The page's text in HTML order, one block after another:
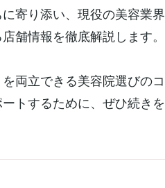
寄り添い、現役の美容業界
舗情報を徹底解説します。
両立できる美容院選びのコ
トするために、ぜひ続きを